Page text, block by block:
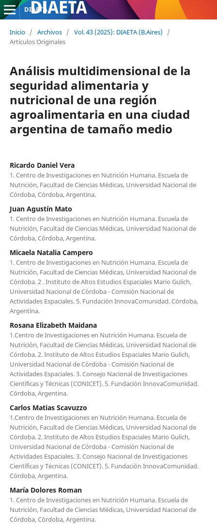
DIAETA
Inicio / Archivos / Vol. 43 (2025): DIAETA (B.Aires)
/
Artículos Originales
Análisis multidimensional de la
seguridad alimentaria y
nutricional de una región
agroalimentaria en una ciudad
argentina de tamaño medio
Ricardo Daniel Vera
1. Centro de Investigaciones en Nutrición Humana. Escuela de
Nutrición, Facultad de Ciencias Médicas, Universidad Nacional de
Córdoba, Córdoba, Argentina.
Juan Agustín Mato
1. Centro de Investigaciones en Nutrición Humana. Escuela de
Nutrición, Facultad de Ciencias Médicas, Universidad Nacional de
Córdoba, Córdoba, Argentina.
Micaela Natalia Campero
1. Centro de Investigaciones en Nutrición Humana. Escuela de
Nutrición, Facultad de Ciencias Médicas, Universidad Nacional de
Córdoba. 2 . Instituto de Altos Estudios Espaciales Mario Gulich,
Universidad Nacional de Córdoba - Comisión Nacional de
Actividades Espaciales. 5. Fundación InnovaComunidad. Córdoba,
Argentina.
Rosana Elizabeth Maidana
1.Centro de Investigaciones en Nutrición Humana. Escuela de
Nutrición, Facultad de Ciencias Médicas, Universidad Nacional de
Córdoba. 2. Instituto de Altos Estudios Espaciales Mario Gulich,
Universidad Nacional de Córdoba - Comisión Nacional de
Actividades Espaciales. 3. Consejo Nacional de Investigaciones
Científicas y Técnicas (CONICET). 5. Fundación InnovaComunidad.
Córdoba, Argentina.
Carlos Matias Scavuzzo
1.Centro de Investigaciones en Nutrición Humana. Escuela de
Nutrición, Facultad de Ciencias Médicas, Universidad Nacional de
Córdoba. 2. Instituto de Altos Estudios Espaciales Mario Gulich,
Universidad Nacional de Córdoba - Comisión Nacional de
Actividades Espaciales. 3. Consejo Nacional de Investigaciones
Científicas y Técnicas (CONICET). 5. Fundación InnovaComunidad.
Córdoba, Argentina.
María Dolores Roman
1. Centro de Investigaciones en Nutrición Humana. Escuela de
Nutrición, Facultad de Ciencias Médicas, Universidad Nacional de
Córdoba, Córdoba, Argentina.